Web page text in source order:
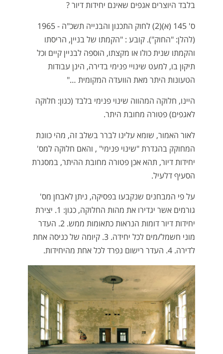
בלבד היוצרים אגפים שאינם יחידות דיור ?
ס' 145 (א)(2) לחוק התכנון והבנייה תשכ"ה - 1965
(להלן: "החוק"). קובע : "הקמתו של בניין, הריסתו
והקמתו שנית כולו או מקצתו, הוספה לבניין קיים וכל
תיקון בו, למעט שינויי פנימי בדירה, הינן עבודות
הטעונות היתר מאת הוועדה המקומית …"
היינו, חלוקה המהווה שינוי פנימי בלבד (כגון: חלוקה
לאגפים) פטורה מחובת היתר.
לאור האמור, שומא עלינו לברר בשלב זה, מהי כוונת
המחוקק בהגדרת "שינוי פנימי" , והאם חלוקה למס'
יחידות דיור, תהא אכן פטורה מחובת ההיתר, במסגרת
הסעיף דלעיל.
על פי המבחנים שנקבעו בפסיקה, ניתן לאבחן מס'
גורמים אשר יגדירו את מהות החלוקה, כגון: 1. יצירת
יחידות דיור דומות הנראות כתאומות ממש. 2. העדר
מוני חשמל/מים לכל יחידה. 3. קיומה של כניסה אחת
לדירה. 4. העדר רישום נפרד לכל אחת מהיחידות.